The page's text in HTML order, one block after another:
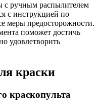
с ручным распылителем
с инструкцией по
меры предосторожности.
поможет достичь
удовлетворить
краски
краскопульта